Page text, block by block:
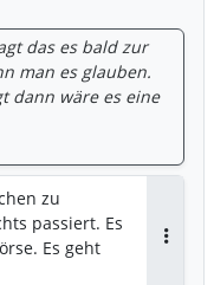
des Irans Der
hat dem
sollte
Deal
politik/14-
das es bald zur
man es glauben.
dann wäre es eine
zu
passiert. Es
Es geht